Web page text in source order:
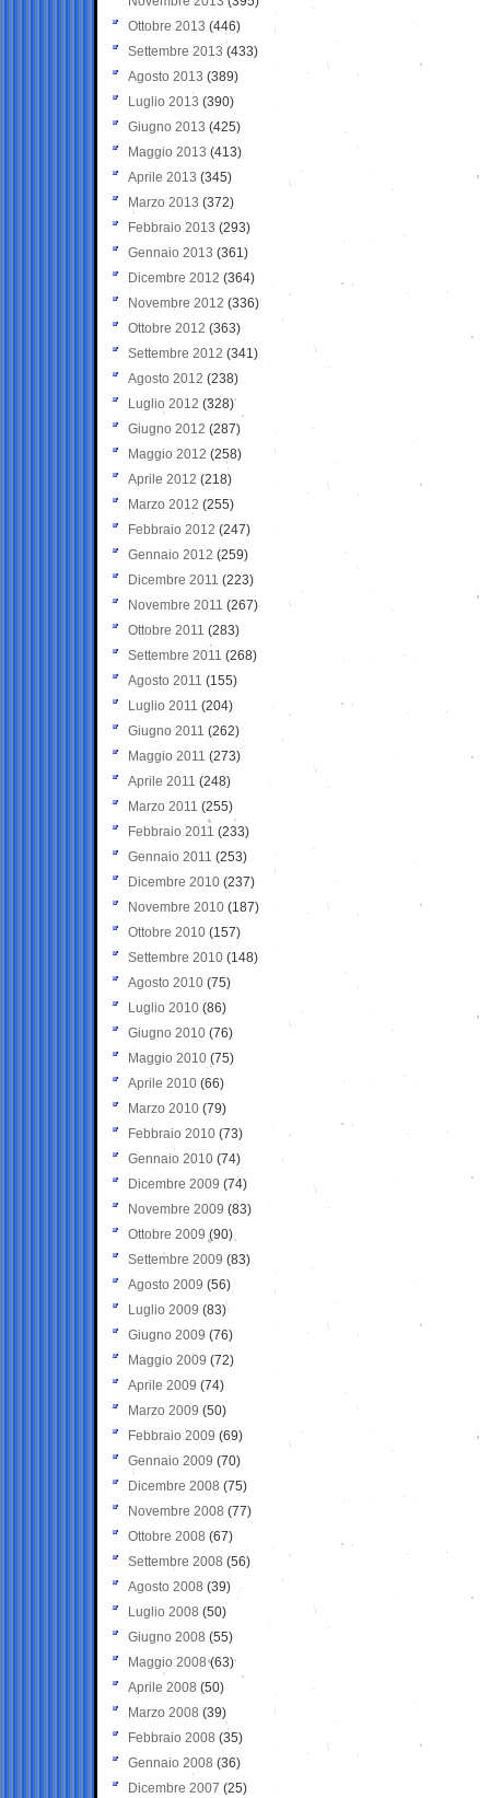
Ottobre 2013 (446)
Settembre 2013 (433)
Agosto 2013 (389)
Luglio 2013 (390)
Giugno 2013 (425)
Maggio 2013 (413)
Aprile 2013 (345)
Marzo 2013 (372)
Febbraio 2013 (293)
Gennaio 2013 (361)
Dicembre 2012 (364)
Novembre 2012 (336)
Ottobre 2012 (363)
Settembre 2012 (341)
Agosto 2012 (238)
Luglio 2012 (328)
Giugno 2012 (287)
Maggio 2012 (258)
Aprile 2012 (218)
Marzo 2012 (255)
Febbraio 2012 (247)
Gennaio 2012 (259)
Dicembre 2011 (223)
Novembre 2011 (267)
Ottobre 2011 (283)
Settembre 2011 (268)
Agosto 2011 (155)
Luglio 2011 (204)
Giugno 2011 (262)
Maggio 2011 (273)
Aprile 2011 (248)
Marzo 2011 (255)
Febbraio 2011 (233)
Gennaio 2011 (253)
Dicembre 2010 (237)
Novembre 2010 (187)
Ottobre 2010 (157)
Settembre 2010 (148)
Agosto 2010 (75)
Luglio 2010 (86)
Giugno 2010 (76)
Maggio 2010 (75)
Aprile 2010 (66)
Marzo 2010 (79)
Febbraio 2010 (73)
Gennaio 2010 (74)
Dicembre 2009 (74)
Novembre 2009 (83)
Ottobre 2009 (90)
Settembre 2009 (83)
Agosto 2009 (56)
Luglio 2009 (83)
Giugno 2009 (76)
Maggio 2009 (72)
Aprile 2009 (74)
Marzo 2009 (50)
Febbraio 2009 (69)
Gennaio 2009 (70)
Dicembre 2008 (75)
Novembre 2008 (77)
Ottobre 2008 (67)
Settembre 2008 (56)
Agosto 2008 (39)
Luglio 2008 (50)
Giugno 2008 (55)
Maggio 2008(63)
Aprile 2008 (50)
Marzo 2008 (39)
Febbraio 2008 (35)
Gennaio 2008 (36)
Dicembre 2007 (25)